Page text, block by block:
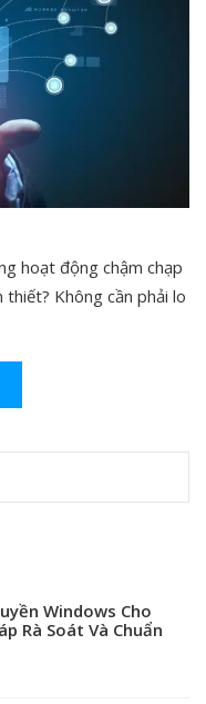
hoạt động chậm chạp
thiết? Không cần phải lo
Windows Cho
Rà Soát Và Chuẩn